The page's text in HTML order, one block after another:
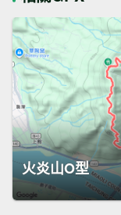
火炎山O型